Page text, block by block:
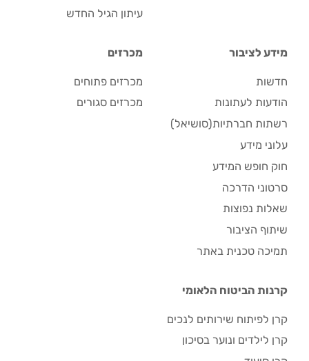
עיתון הגיל החדש
מידע לציבור
חדשות
הודעות לעתונות
רשתות חברתיות(סושיאל)
עלוני מידע
חוק חופש המידע
סרטוני הדרכה
שאלות נפוצות
שיתוף הציבור
תמיכה טכנית באתר
מכרזים
מכרזים פתוחים
מכרזים סגורים
קרנות הביטוח הלאומי
קרן לפיתוח שירותים לנכים
קרן לילדים ונוער בסיכון